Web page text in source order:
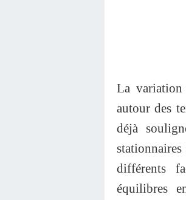
La variation
autour des
déjà
différents
équilibres